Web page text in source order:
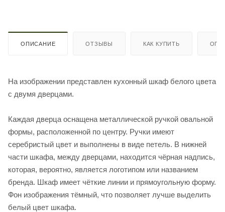
ОПИСАНИЕ ОТЗЫВЫ КАК КУПИТЬ
На изображении представлен кухонный шкаф белого цвета
с двумя дверцами.
Каждая дверца оснащена металлической ручкой овальной
формы, расположенной по центру. Ручки имеют
серебристый цвет и выполнены в виде петель. В нижней
части шкафа, между дверцами, находится чёрная надпись,
которая, вероятно, является логотипом или названием
бренда. Шкаф имеет чёткие линии и прямоугольную форму.
Фон изображения тёмный, что позволяет лучше выделить
белый цвет шкафа.